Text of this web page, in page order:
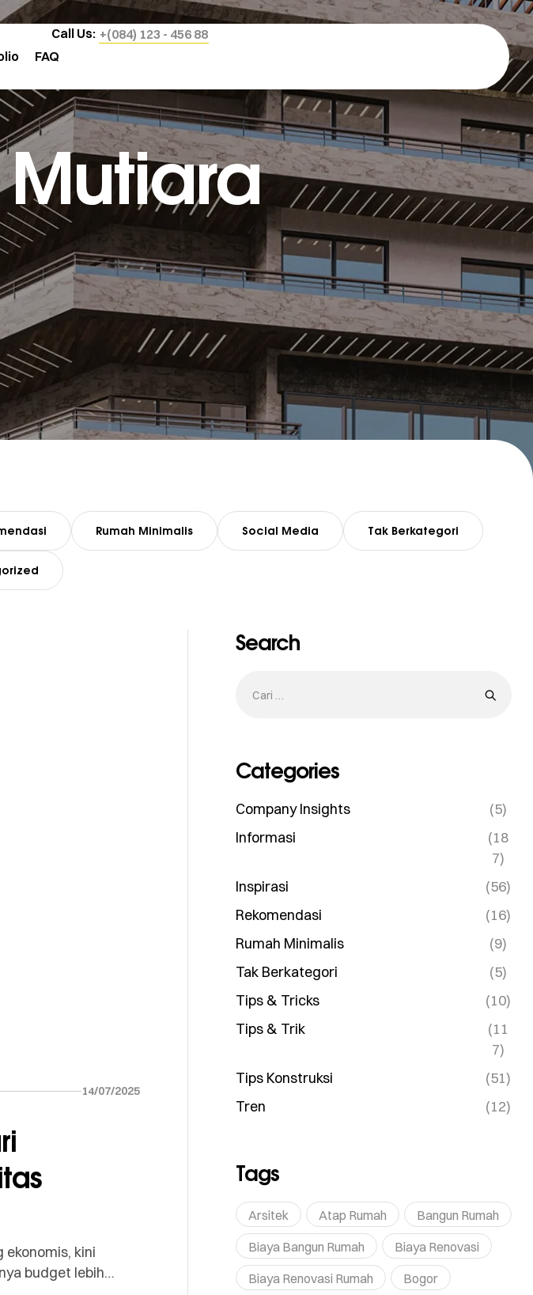
FAQ
Call Us: +(084) 123 - 456 88
Rumah Minimalis Social Media Tak Berkategori
14/07/2025
ekonomis, kini
budget lebih
Search
Categories
Company Insights
(5)
Informasi
(18
7)
Inspirasi
(56)
Rekomendasi
(16)
Rumah Minimalis
(9)
Tak Berkategori
(5)
Tips & Tricks
(10)
Tips & Trik
(11
7)
Tips Konstruksi
(51)
Tren
(12)
Tags
Arsitek Atap Rumah
Bangun Rumah
Biaya Bangun Rumah
Biaya Renovasi
Biaya Renovasi Rumah
Bogor